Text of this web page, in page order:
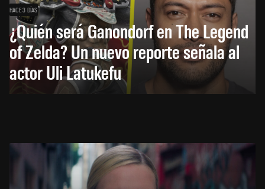
HACE 3 DÍAS
¿Quién será Ganondorf en The Legend
of Zelda? Un nuevo reporte señala al
actor Uli Latukefu